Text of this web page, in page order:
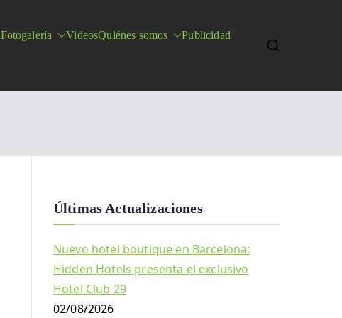
Fotogalería VideosQuiénes somos
Publicidad
Últimas Actualizaciones
Nuevo hotel boutique en Barcelona:
Hidden Hotels presenta el exclusivo
Hotel Club 29
02/08/2026